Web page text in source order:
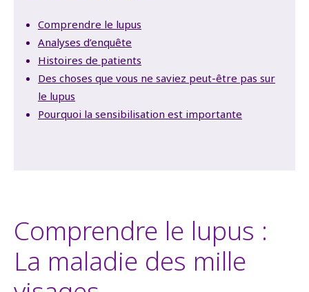
Comprendre le lupus
Analyses d’enquête
Histoires de patients
Des choses que vous ne saviez peut-être pas sur
le lupus
Pourquoi la sensibilisation est importante
Comprendre le lupus :
La maladie des mille